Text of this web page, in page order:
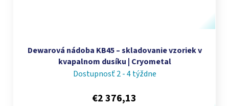
Dewarová nádoba KB45 – skladovanie vzoriek v
kvapalnom dusíku | Cryometal
Dostupnosť 2 - 4 týždne
€2 376,13